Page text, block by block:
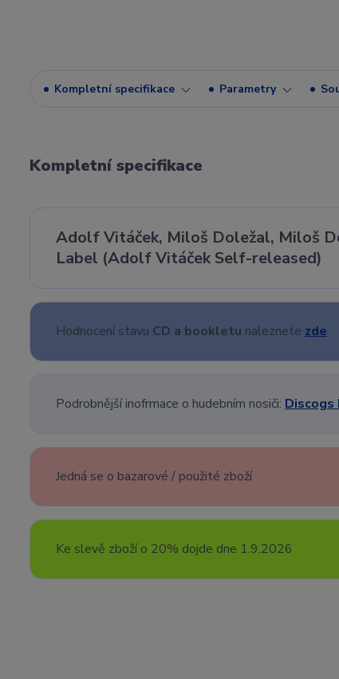
Kompletní specifikace Parametry
Kompletní specifikace
Adolf Vitáček, Miloš Doležal, Miloš
Label (Adolf Vitáček Self-released)
Hodnocení stavu CD a bookletu naleznete zde
Podrobnější inofrmace o hudebním nosiči: Discogs
Jedná se o bazarové / použité zboží
Ke slevě zboží o 20% dojde dne 1.9.2026